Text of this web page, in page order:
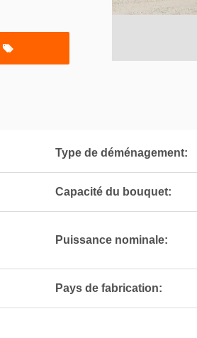
Type de déménagement:
Capacité du bouquet:
Puissance nominale:
Pays de fabrication: